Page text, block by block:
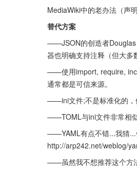
MediaWiki中的老办法（声
替代方案
——JSON的创造者Douglas
器也明确支持注释（但大
——使用import, require,
通常都是可信来源。
——ini文件;不是标准化的，
——TOML与ini文件非常相似
——YAML有点不错...我猜...
http://arp242.net/weblog/
——虽然我不想推荐这个方